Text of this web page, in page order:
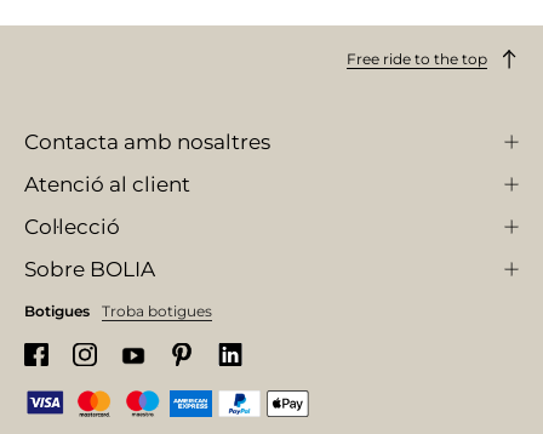
Free ride to the top
Contacta amb nosaltres
Atenció al client
Col·lecció
Sobre BOLIA
Botigues Troba botigues